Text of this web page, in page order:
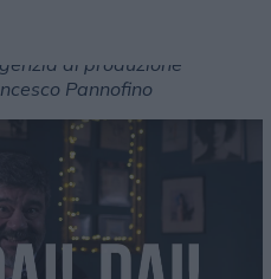
di produzione
Pannofino